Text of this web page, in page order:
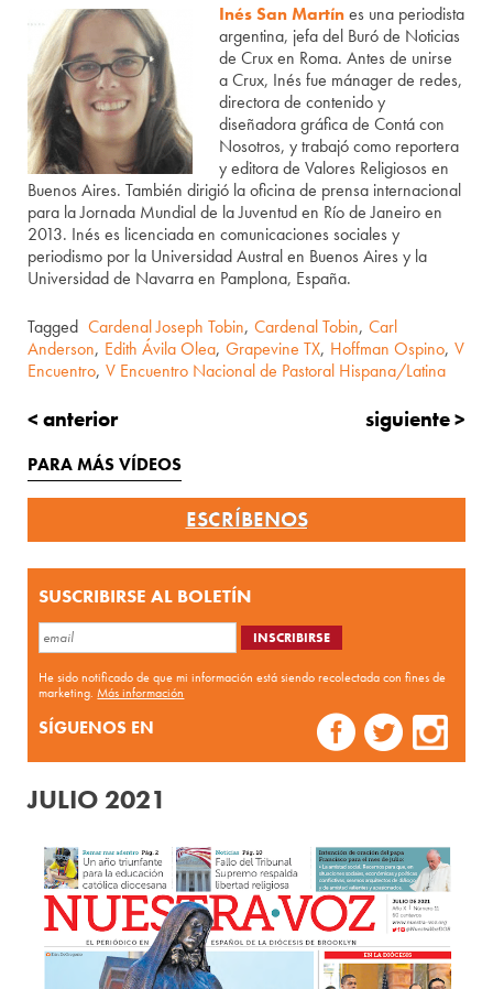
Inés San Martínes una periodista
argentina, jefa del Buró de Noticias
de Crux en Roma. Antes de unirse
a Crux, Inés fue mánager de redes,
directora de contenido y
diseñadora gráfica de Contá con
Nosotros, y trabajó como reportera
y editora de Valores Religiosos en
Buenos Aires. También dirigió la oficina de prensa internacional
para la Jornada Mundial de la Juventud en Río de Janeiro en
2013. Inés es licenciada en comunicaciones sociales y
periodismo por la Universidad Austral en Buenos Aires y la
Universidad de Navarra en Pamplona, España.
Tagged Cardenal Joseph Tobin, Cardenal Tobin, Carl
Anderson, Edith Ávila Olea, Grapevine TX, Hoffman Ospino, V
Encuentro, V Encuentro Nacional de Pastoral Hispana/Latina
< anterior siguiente >
PARA MÁS VÍDEOS
ESCRÍBENOS
SUSCRIBIRSE AL BOLETÍN
He sido notificado de que mi información está siendo recolectada con fines de
marketing.Más información
SÍGUENOS EN
JULIO 2021